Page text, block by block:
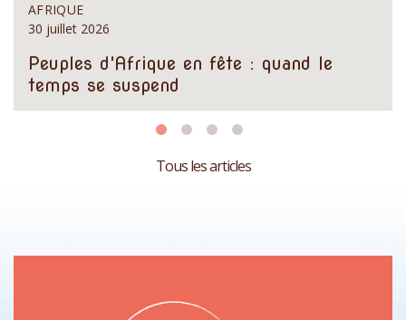
AFRIQUE
30 juillet 2026
Peuples d'Afrique en fête : quand le
temps se suspend
Tous les articles